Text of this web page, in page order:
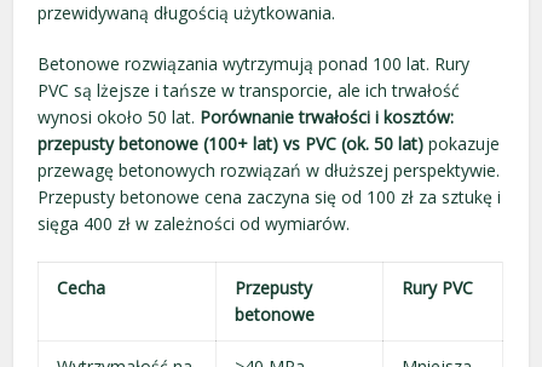
przewidywaną długością użytkowania.
Betonowe rozwiązania wytrzymują ponad 100 lat. Rury
PVC są lżejsze i tańsze w transporcie, ale ich trwałość
wynosi około 50 lat. Porównanie trwałości i kosztów:
przepusty betonowe (100+ lat) vs PVC (ok. 50 lat) pokazuje
przewagę betonowych rozwiązań w dłuższej perspektywie.
Przepusty betonowe cena zaczyna się od 100 zł za sztukę i
sięga 400 zł w zależności od wymiarów.
Cecha
Przepusty
betonowe
Rury PVC